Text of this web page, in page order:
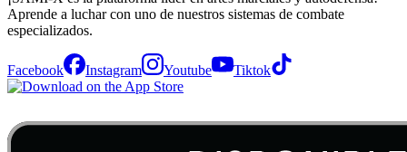
Aprende a luchar con uno de nuestros sistemas de combate
especializados.
Facebook Instagram Youtube Tiktok